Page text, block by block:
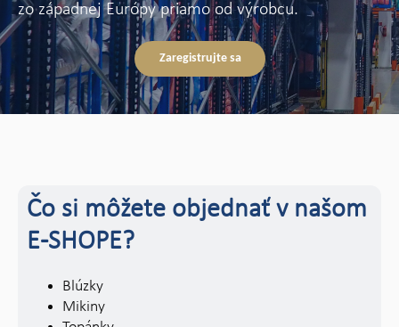
zo západnej Európy priamo od výrobcu.
Zaregistrujte sa
Čo si môžete objednať v našom
E-SHOPE?
Blúzky
Mikiny